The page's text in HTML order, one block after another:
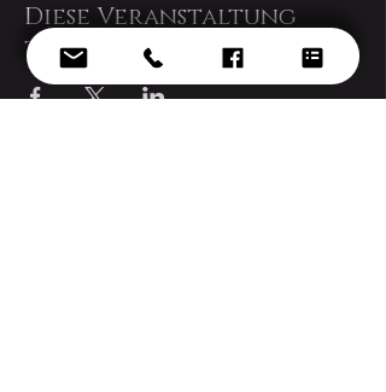
Diese Veranstaltung
teilen